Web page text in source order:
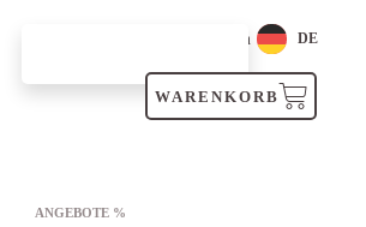
Login DE
WARENKORB
ANGEBOTE %